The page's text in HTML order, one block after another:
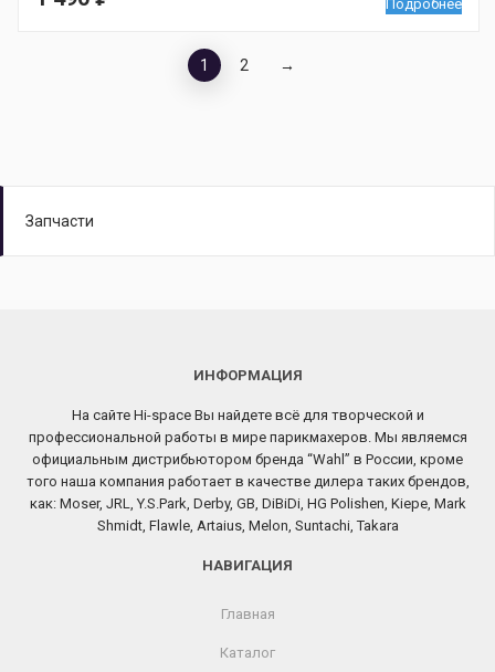
Подробнее
1 2 →
Запчасти
ИНФОРМАЦИЯ
На сайте Hi-space Вы найдете всё для творческой и
профессиональной работы в мире парикмахеров. Мы являемся
официальным дистрибьютором бренда “Wahl” в России, кроме
того наша компания работает в качестве дилера таких брендов,
как: Moser, JRL, Y.S.Park, Derby, GB, DiBiDi, HG Polishen, Kiepe, Mark
Shmidt, Flawle, Artaius, Melon, Suntachi, Takara
НАВИГАЦИЯ
Главная
Каталог